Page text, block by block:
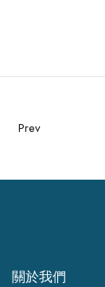
Prev
關於我們